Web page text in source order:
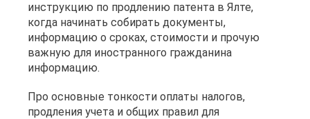
инструкцию по продлению патента в Ялте,
когда начинать собирать документы,
информацию о сроках, стоимости и прочую
важную для иностранного гражданина
информацию.
Про основные тонкости оплаты налогов,
продления учета и общих правил для